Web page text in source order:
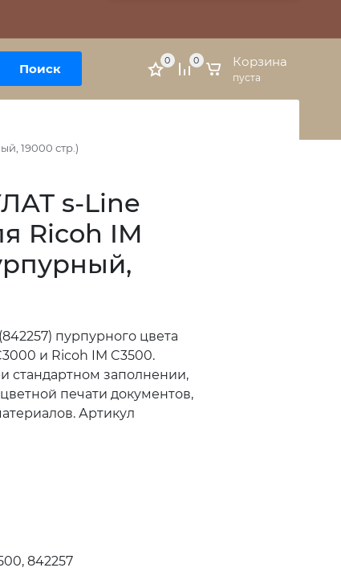
Личный кабинет
Поиск
0 0 Корзина
пуста
19000 стр.)
s-Line
Ricoh IM
пурпурного цвета
и Ricoh IM C3500.
стандартном заполнении,
печати документов,
Артикул
842257